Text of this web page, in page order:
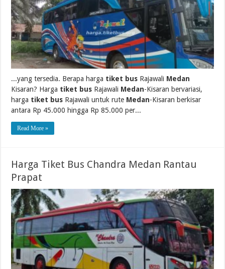
...yang tersedia. Berapa harga tiket bus Rajawali Medan
Kisaran? Harga tiket bus Rajawali Medan-Kisaran bervariasi,
harga tiket bus Rajawali untuk rute Medan-Kisaran berkisar
antara Rp 45.000 hingga Rp 85.000 per...
Read More »
Harga Tiket Bus Chandra Medan Rantau
Prapat